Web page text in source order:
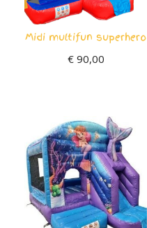
Midi multifun superhero
€90,00